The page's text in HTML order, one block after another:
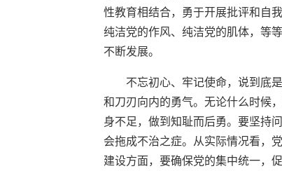
性教育相结合，勇于开展批评和自
纯洁党的作风、纯洁党的肌体，等
不断发展。
不忘初心、牢记使命，说到底
和刀刃向内的勇气。无论什么时候
身不足，做到知耻而后勇。要坚持
会拖成不治之症。从实际情况看，
建设方面，要确保党的集中统一，